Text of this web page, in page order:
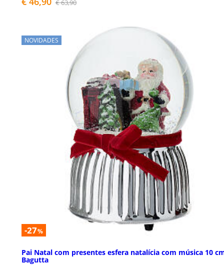
€ 63,90
NOVIDADES
-27%
Pai Natal com presentes esfera natalícia com música 10
Bagutta